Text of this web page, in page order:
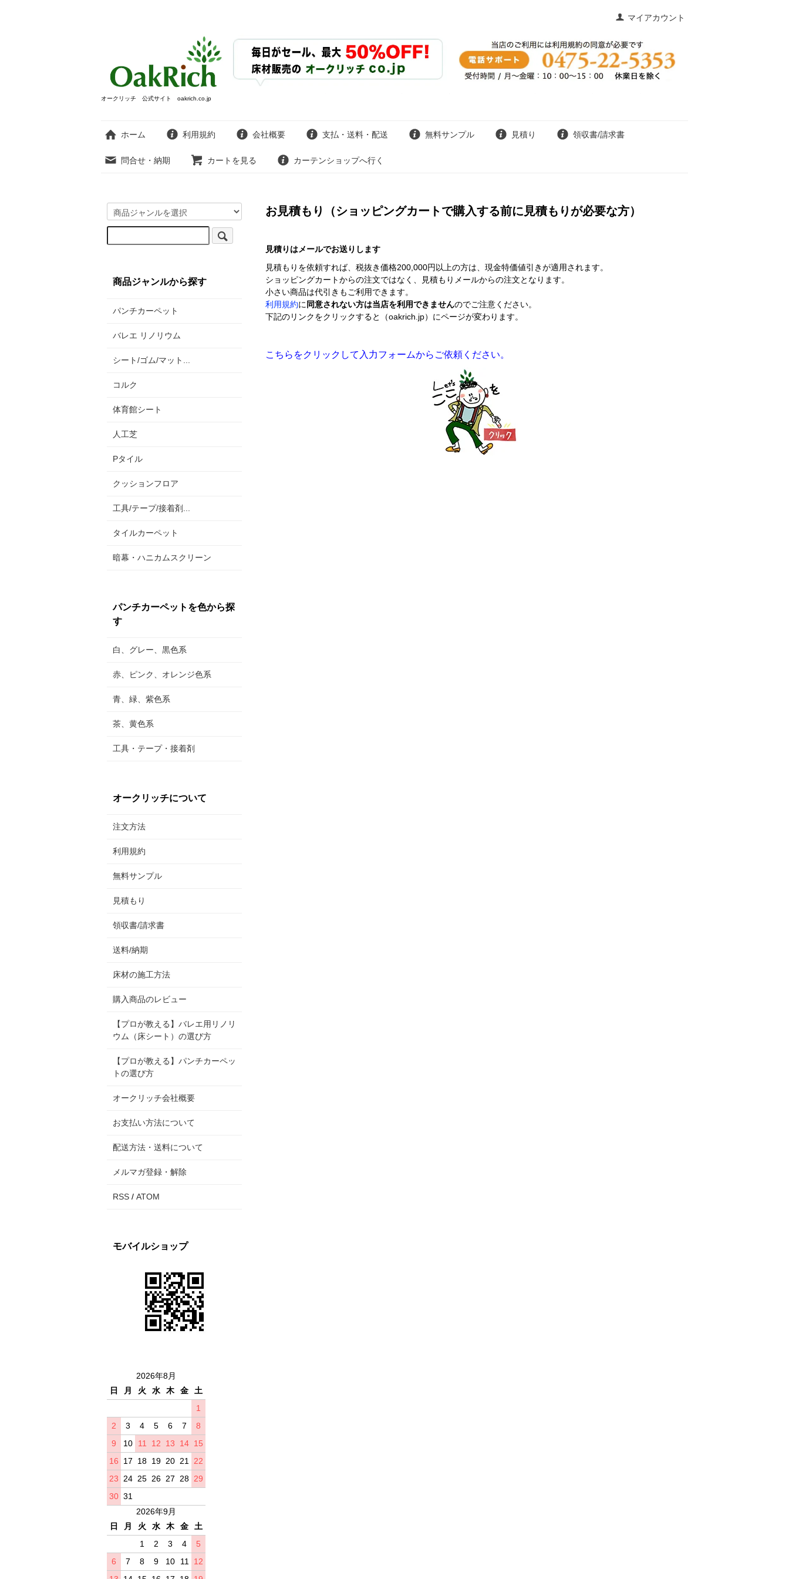
マイアカウント
オークリッチ 公式サイト oakrich.co.jp
ホーム 利用規約 会社概要 支払・送料・配送 無料サンプル 見積り 領収書/請求書
問合せ・納期 カートを見る カーテンショップへ行く
お見積もり（ショッピングカートで購入する前に見積もりが必要な方）
見積りはメールでお送りします
見積もりを依頼すれば、税抜き価格200,000円以上の方は、現金特価値引きが適用されます。
ショッピングカートからの注文ではなく、見積もりメールからの注文となります。
小さい商品は代引きもご利用できます。
利用規約に 同意されない方は当店を利用できませんのでご注意ください。
下記のリンクをクリックすると（oakrich.jp）にページが変わります。
こちらをクリックして入力フォームからご依頼ください。
商品ジャンルから探す
パンチカーペット
バレエ リノリウム
シート/ゴム/マット...
コルク
体育館シート
人工芝
Pタイル
クッションフロア
工具/テープ/接着剤...
タイルカーペット
暗幕・ハニカムスクリーン
パンチカーペットを色から探
す
白、グレー、黒色系
赤、ピンク、オレンジ色系
青、緑、紫色系
茶、黄色系
工具・テープ・接着剤
オークリッチについて
注文方法
利用規約
無料サンプル
見積もり
領収書/請求書
送料/納期
床材の施工方法
購入商品のレビュー
【プロが教える】バレエ用リノリ
ウム（床シート）の選び方
【プロが教える】パンチカーペッ
トの選び方
オークリッチ会社概要
お支払い方法について
配送方法・送料について
メルマガ登録・解除
RSS / ATOM
モバイルショップ
2026年8月
日
月 火 水 木 金
土
1
2
3 4 5 6 7
8
9
10 11 12 13 14 15
16
17 18 19 20 21
22
23
24 25 26 27 28 29
30 31
2026年9月
日
月 火 水 木 金
土
1
2 3 4
5
6
7 8 9 10 11
12